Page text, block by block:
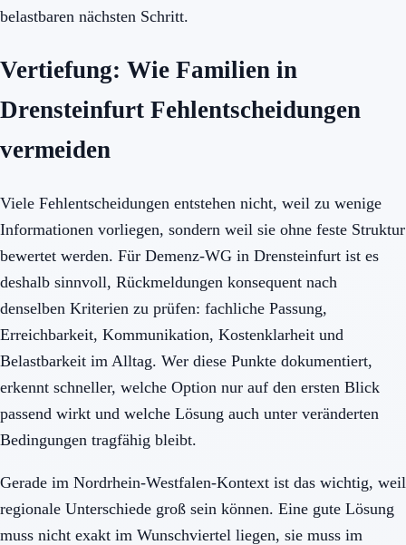
belastbaren nächsten Schritt.
Vertiefung: Wie Familien in
Drensteinfurt Fehlentscheidungen
vermeiden
Viele Fehlentscheidungen entstehen nicht, weil zu wenige
Informationen vorliegen, sondern weil sie ohne feste Struktur
bewertet werden. Für Demenz-WG in Drensteinfurt ist es
deshalb sinnvoll, Rückmeldungen konsequent nach
denselben Kriterien zu prüfen: fachliche Passung,
Erreichbarkeit, Kommunikation, Kostenklarheit und
Belastbarkeit im Alltag. Wer diese Punkte dokumentiert,
erkennt schneller, welche Option nur auf den ersten Blick
passend wirkt und welche Lösung auch unter veränderten
Bedingungen tragfähig bleibt.
Gerade im Nordrhein-Westfalen-Kontext ist das wichtig, weil
regionale Unterschiede groß sein können. Eine gute Lösung
muss nicht exakt im Wunschviertel liegen, sie muss im